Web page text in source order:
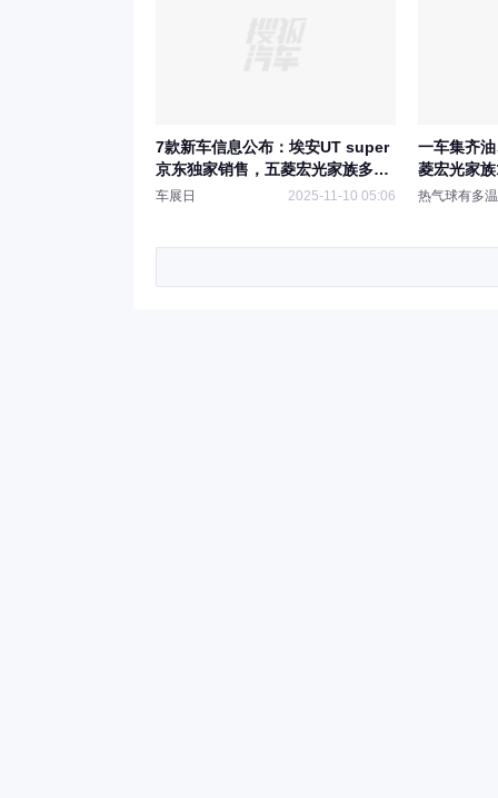
7款新车信息公布：埃安UT super
京东独家销售，五菱宏光家族多动
力版本焕新
车展日 2025-11-10 05:06
一车集齐
菱宏光家
球首款6万
热气球有多